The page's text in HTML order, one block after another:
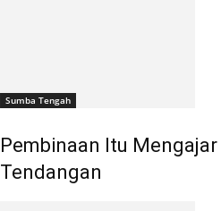
Sumba Tengah
Pembinaan Itu
Tendangan